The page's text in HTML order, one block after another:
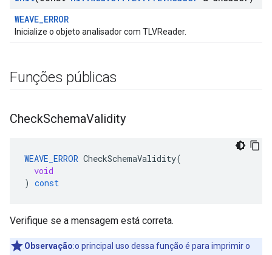
WEAVE_ERROR
Inicialize o objeto analisador com TLVReader.
Funções públicas
CheckSchemaValidity
WEAVE_ERROR CheckSchemaValidity(
void
) const
Verifique se a mensagem está correta.
Observação:o principal uso dessa função é para imprimir o